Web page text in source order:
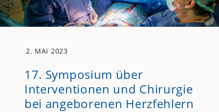
2. MAI 2023
17. Symposium über
Interventionen und Chirurgie
bei angeborenen Herzfehlern